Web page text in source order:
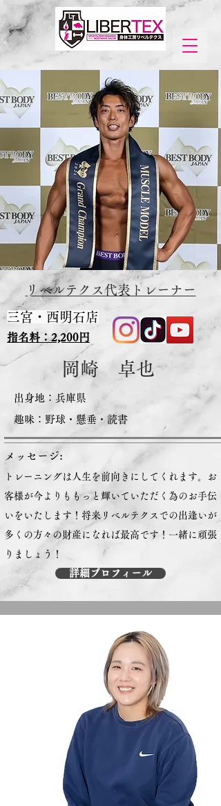
​リベルテクス代表トレーナー
三宮・西明石店
指名料：2,200円
​岡崎 卓也
出身地：​兵庫県
趣味：​野球・懸垂・読書
メッセージ:
トレーニングは人生を前向きにしてくれます。お
客様が今よりももっと輝いていただく為のお手伝
いをいたします！将来リベルテクスでの出逢いが
多くの方々の財産になれば最高です！ 一緒に頑張
りましょう！
詳細プロフィール